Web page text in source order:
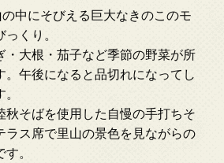
中にそびえる巨大なきのこのモ
くり。
・大根・茄子など季節の野菜が所
。午後になると品切れになってし
秋そばを使用した自慢の手打ちそ
ラス席で里山の景色を見ながらの
。